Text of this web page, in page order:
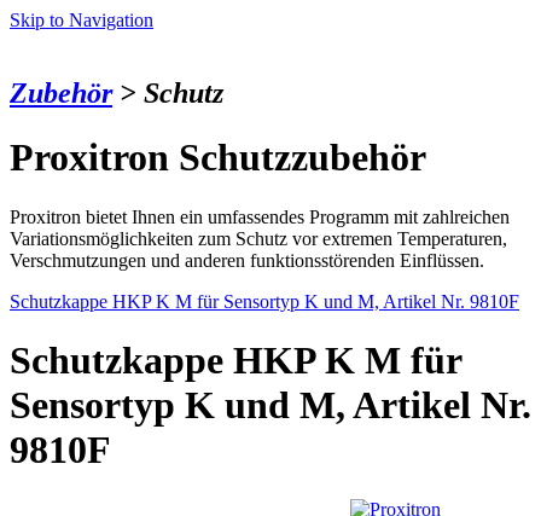
Skip to Navigation
Zubehör> Schutz
Proxitron Schutzzubehör
Proxitron bietet Ihnen ein umfassendes Programm mit zahlreichen
Variationsmöglichkeiten zum Schutz vor extremen Temperaturen,
Verschmutzungen und anderen funktionsstörenden Einflüssen.
Schutzkappe HKP K M für Sensortyp K und M, Artikel Nr. 9810F
Schutzkappe HKP K M für
Sensortyp K und M, Artikel Nr.
9810F